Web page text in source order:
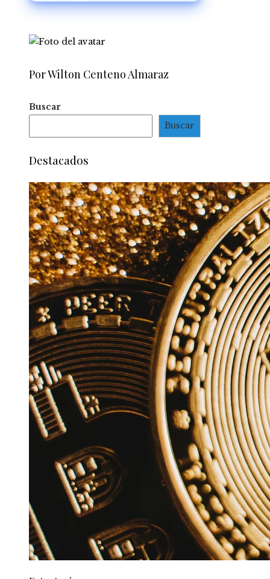
Por Wilton Centeno Almaraz
Buscar
Buscar
Destacados